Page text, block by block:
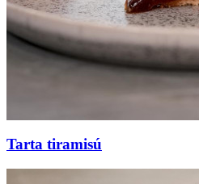
Tarta tiramisú